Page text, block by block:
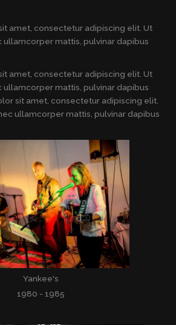
amet, consectetur adipiscing elit. Ut
ullamcorper mattis, pulvinar dapibus
amet, consectetur adipiscing elit. Ut
ullamcorper mattis, pulvinar dapibus
sit amet, consectetur adipiscing elit.
ullamcorper mattis, pulvinar dapibus
Yankee's
1980 - 1985